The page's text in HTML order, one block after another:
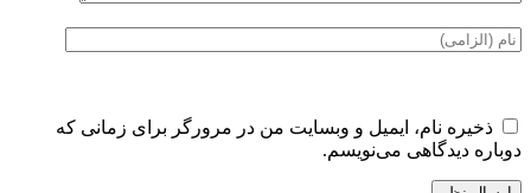
ذخیره نام، ایمیل و وبسایت من در مرورگر برای زمانی که
دوباره دیدگاهی می‌نویسم.